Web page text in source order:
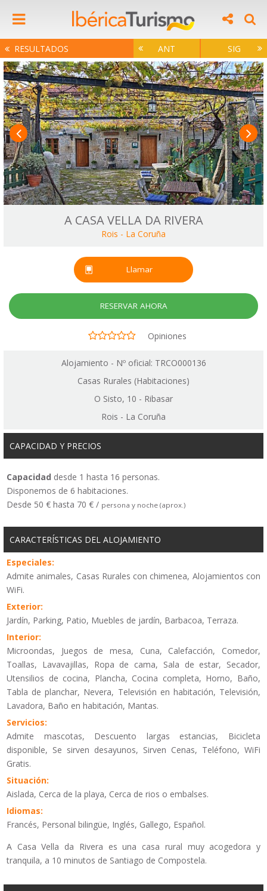
RESULTADOS ANT SIG
A CASA VELLA DA RIVERA
Rois - La Coruña
Llamar
RESERVAR AHORA
Opiniones
Alojamiento - Nº oficial: TRCO000136
Casas Rurales (Habitaciones)
O Sisto, 10 - Ribasar
Rois - La Coruña
CAPACIDAD Y PRECIOS
Capacidad desde 1 hasta 16 personas.
Disponemos de 6 habitaciones.
Desde 50 € hasta 70 € / persona y noche (aprox.)
CARACTERÍSTICAS DEL ALOJAMIENTO
Especiales:
Admite animales, Casas Rurales con chimenea, Alojamientos con
WiFi.
Exterior:
Jardín, Parking, Patio, Muebles de jardín, Barbacoa, Terraza.
Interior:
Microondas, Juegos de mesa, Cuna, Calefacción, Comedor,
Toallas, Lavavajillas, Ropa de cama, Sala de estar, Secador,
Utensilios de cocina, Plancha, Cocina completa, Horno, Baño,
Tabla de planchar, Nevera, Televisión en habitación, Televisión,
Lavadora, Baño en habitación, Mantas.
Servicios:
Admite mascotas, Descuento largas estancias, Bicicleta
disponible, Se sirven desayunos, Sirven Cenas, Teléfono, WiFi
Gratis.
Situación:
Aislada, Cerca de la playa, Cerca de rios o embalses.
Idiomas:
Francés, Personal bilingüe, Inglés, Gallego, Español.
A Casa Vella da Rivera es una casa rural muy acogedora y
tranquila, a 10 minutos de Santiago de Compostela.